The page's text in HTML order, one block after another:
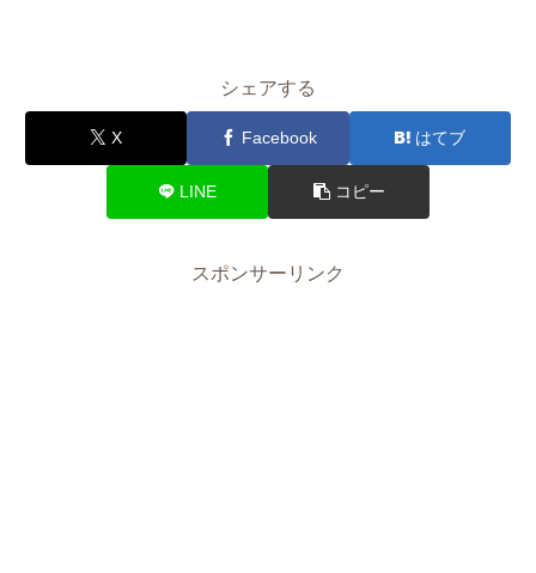
シェアする
X Facebook はてブ
LINE コピー
スポンサーリンク